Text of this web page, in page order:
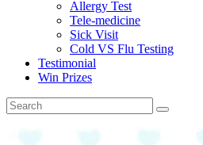
Allergy Test
Tele-medicine
Sick Visit
Cold VS Flu Testing
Testimonial
Win Prizes